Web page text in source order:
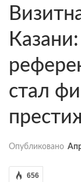
стал
Опубликовано
656